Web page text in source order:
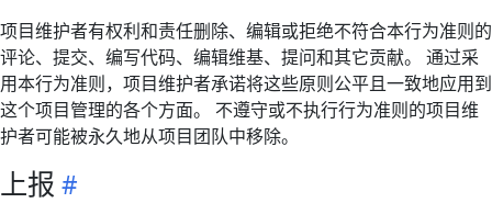
项目维护者有权利和责任删除、编辑或拒绝不符合本行为准则的
评论、提交、编写代码、编辑维基、提问和其它贡献。 通过采
用本行为准则，项目维护者承诺将这些原则公平且一致地应用到
这个项目管理的各个方面。 不遵守或不执行行为准则的项目维
护者可能被永久地从项目团队中移除。
上报